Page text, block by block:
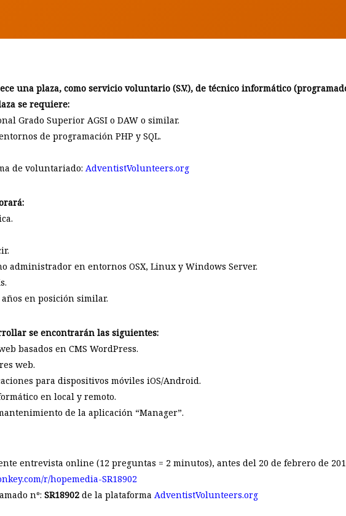
una plaza, como servicio voluntario (S.V.), de técnico informático
se requiere:
Grado Superior AGSI o DAW o similar.
de programación PHP y SQL.
de voluntariado: AdventistVolunteers.org
administrador en entornos OSX, Linux y Windows Server.
en posición similar.
se encontrarán las siguientes:
basados en CMS WordPress.
web.
para dispositivos móviles iOS/Android.
en local y remoto.
de la aplicación “Manager”.
entrevista online (12 preguntas = 2 minutos), antes del 20 de febrero de
r/hopemedia-SR18902
nº: SR18902 de la plataforma AdventistVolunteers.org